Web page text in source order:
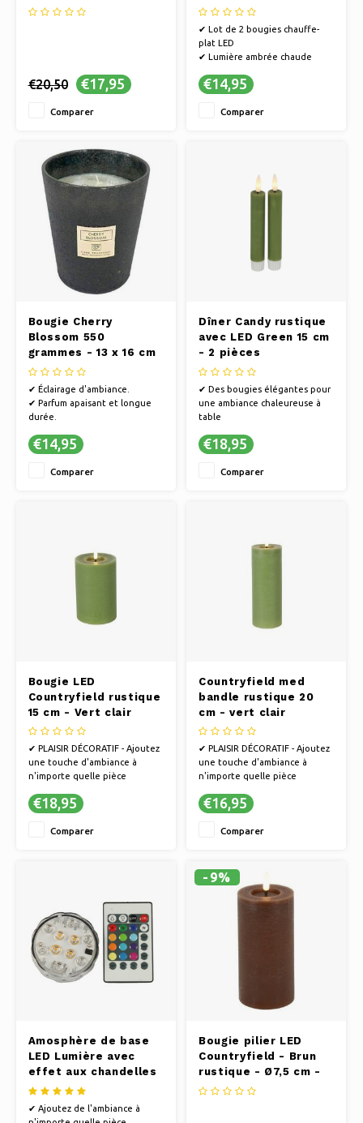
€20,50 €17,95
Comparer
Lot de 2
✔ Lot de 2 bougies chauffe-
plat LED
✔ Lumière ambrée chaude
€14,95
Comparer
Bougie Cherry
Blossom 550
grammes - 13 x 16 cm
✔ Éclairage d'ambiance.
✔ Parfum apaisant et longue
durée.
main.
raffinées et polyvalentes.
€14,95
Comparer
Dîner Candy rustique
avec LED Green 15 cm
- 2 pièces
✔ Des bougies élégantes pour
une ambiance chaleureuse à
table
touche de luxe
dîner parfait
€18,95
Comparer
Bougie LED
Countryfield rustique
15 cm - Vert clair
✔ PLAISIR DÉCORATIF - Ajoutez
une touche d'ambiance à
n'importe quelle pièce
Parfait pour se détendre, faire
romantiques
€18,95
Comparer
Countryfield med
bandle rustique 20
cm - vert clair
✔ PLAISIR DÉCORATIF - Ajoutez
une touche d'ambiance à
n'importe quelle pièce
Parfait pour se détendre, faire
romantiques
d'ambiance sans flammes, idéal
€16,95
Comparer
Amosphère de base
LED Lumière avec
effet aux chandelles
étanche
✔ Ajoutez de l'ambiance à
-9%
Bougie pilier LED
Countryfield - Brun
rustique - Ø7,5 cm -
Hauteur 15 cm